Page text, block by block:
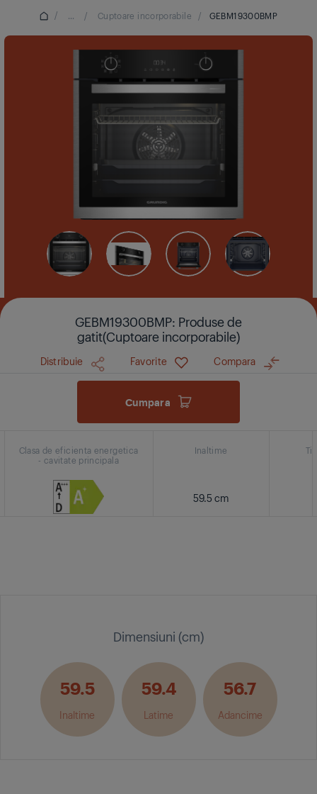
/ ... / Cuptoare incorporabile / GEBM19300BMP
GEBM19300BMP: Produse de
gatit(Cuptoare incorporabile)
Distribuie Favorite Compara
Cumpara
Clasa de eficienta energetica
- cavitate principala
Inaltime
59.5 cm
Dimensiuni (cm)
59.5
Inaltime
59.4
Latime
56.7
Adancime